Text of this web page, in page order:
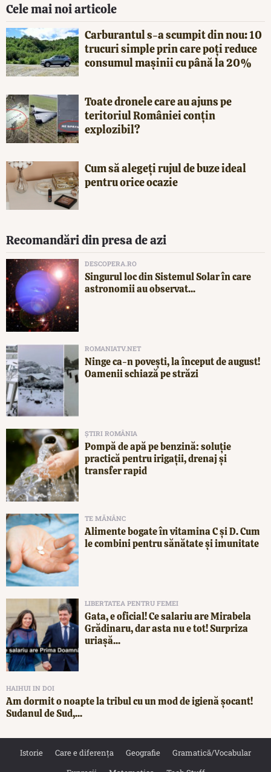
Cele mai noi articole
Carburantul s-a scumpit din nou: 10
trucuri simple prin care poți reduce
consumul mașinii cu până la 20%
Toate dronele care au ajuns pe
teritoriul României conțin
explozibil?
Cum să alegeți rujul de buze ideal
pentru orice ocazie
Recomandări din presa de azi
DESCOPERA.RO
Singurul loc din Sistemul Solar în care
astronomii au observat...
ROMANIATV.NET
Ninge ca-n povești, la început de august!
Oamenii schiază pe străzi
ȘTIRI ROMÂNIA
Pompă de apă pe benzină: soluție
practică pentru irigații, drenaj și
transfer rapid
TE MĂNÂNC
Alimente bogate în vitamina C și D. Cum
le combini pentru sănătate și imunitate
LIBERTATEA PENTRU FEMEI
Gata, e oficial! Ce salariu are Mirabela
Grădinaru, dar asta nu e tot! Surpriza
uriașă...
HAIHUI IN DOI
Am dormit o noapte la tribul cu un mod de igienă șocant!
Sudanul de Sud,...
Istorie Care e diferența Geografie
Gramatică/Vocabular